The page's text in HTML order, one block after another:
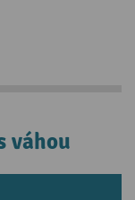
váhou